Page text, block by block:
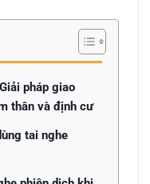
pháp giao
thân và định cư
tai nghe